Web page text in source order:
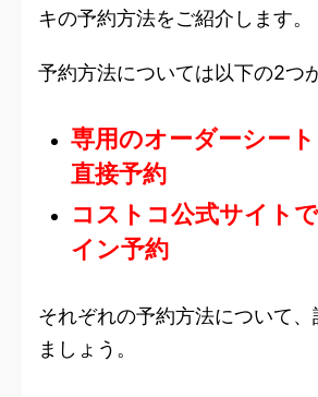
キの予約方法をご紹介します。
予約方法については以下の2つ
専用のオーダーシー
直接予約
コストコ公式サイト
イン予約
それぞれの予約方法について、
ましょう。